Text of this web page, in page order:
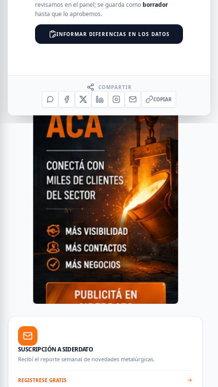
SUSCRIPCIÓN A SIDERDATO
Recibí el reporte semanal de novedades metalúrgicas.
REGISTRESE GRATIS
revisamos en el panel; se guarda como borrador
hasta que lo aprobemos.
INFORMAR DIFERENCIAS EN LOS DATOS
COMPARTIR
COPIAR